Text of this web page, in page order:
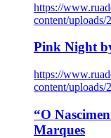
https://
content/uploads/
Pink Night
https://
content/
“O
Marques